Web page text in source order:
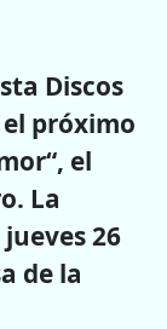
Discos
próximo
el
La
26
de la